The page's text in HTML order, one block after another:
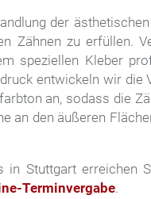
der
Zähnen zu erfüllen.
speziellen Kleber
entwickeln wir die
an, sodass die
an den äußeren
Stuttgart erreichen
Terminvergabe.